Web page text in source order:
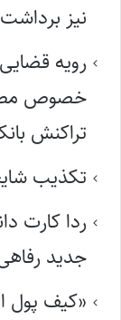
نیز برداشت
رویه
خصوص
تراکنش
تکذیب
ردا کارت
جدید رفاهی
«کیف پول